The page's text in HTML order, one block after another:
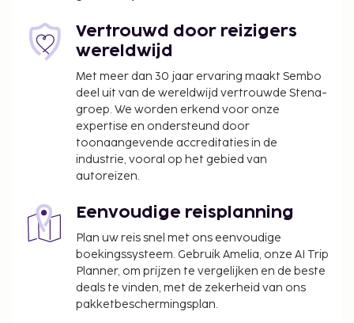
per persoon
Toeslag voor huisdieren: EUR 15 per huisdier, per
nacht
Assistentiedieren zijn vrijgesteld van toeslagen
Toeslag voor vroeg inchecken: EUR 15 (onder
voorbehoud van beschikbaarheid)
Toeslag voor laat uitchecken: EUR 15 (onder
voorbehoud van beschikbaarheid)
borgsommen zijn mogelijk excl. btw en kunnen
wijzigen.
Gasten kunnen een mobiel apparaat gebruiken
voor toegang tot de kamer.
Vertrouwd door reizigers
wereldwijd
Met meer dan 30 jaar ervaring maakt Sembo
deel uit van de wereldwijd vertrouwde Stena-
groep. We worden erkend voor onze
expertise en ondersteund door
toonaangevende accreditaties in de
industrie, vooral op het gebied van
autoreizen.
Eenvoudige reisplanning
Plan uw reis snel met ons eenvoudige
boekingssysteem. Gebruik Amelia, onze AI Trip
Planner, om prijzen te vergelijken en de beste
deals te vinden, met de zekerheid van ons
pakketbeschermingsplan.